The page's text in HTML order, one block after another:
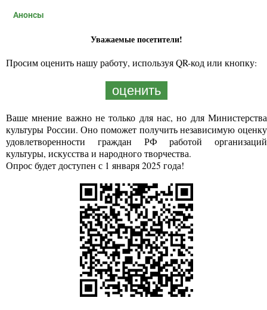
Анонсы
Уважаемые посетители!
Просим оценить нашу работу, используя QR-код или кнопку:
оценить
Ваше мнение важно не только для нас, но для Министерства
культуры России. Оно поможет получить независимую оценку
удовлетворенности граждан РФ работой организаций
культуры, искусства и народного творчества.
Опрос будет доступен с 1 января 2025 года!